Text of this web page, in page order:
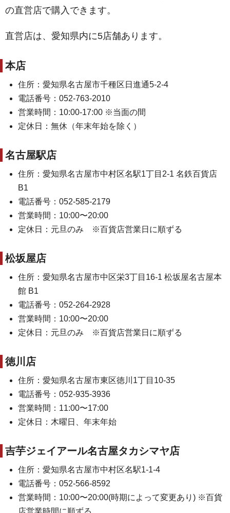
の直営店で購入できます。
直営店は、愛知県内に5店舗あります。
本店
住所：愛知県名古屋市千種区日進通5-2-4
電話番号：052-763-2010
営業時間：10:00-17:00 ※当面の間
定休日：無休（年末年始を除く）
名古屋駅店
住所：愛知県名古屋市中村区名駅1丁目2-1 名鉄百貨店
B1
電話番号：052-585-2179
営業時間：10:00〜20:00
定休日：元旦のみ ※百貨店営業日に順ずる
松坂屋店
住所：愛知県名古屋市中区栄3丁目16-1 松坂屋名古屋本
館 B1
電話番号：052-264-2928
営業時間：10:00〜20:00
定休日：元旦のみ ※百貨店営業日に順ずる
徳川店
住所：愛知県名古屋市東区徳川1丁目10-35
電話番号：052-935-3936
営業時間：11:00〜17:00
定休日：木曜日、年末年始
吉芋ジェイアール名古屋タカシマヤ店
住所：愛知県名古屋市中村区名駅1-1-4
電話番号：052-566-8592
営業時間：10:00〜20:00(時期によって変更あり) ※百貨
店営業時間に順ずる